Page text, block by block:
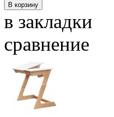
в закладки
сравнение